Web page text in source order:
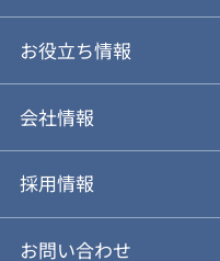
仲介と買取のメリット
動画やパンフレットで見
購入前も後も安心サポー
お気に入り
お役立ち情報
不動産Q&A
アルファジャーナル
会社情報
会社概要
スタッフ紹介
採用情報
新卒採用について
お問い合わせ